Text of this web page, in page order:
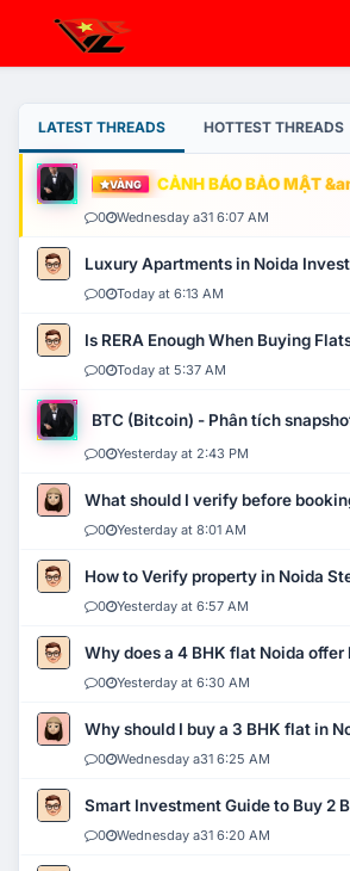
LATEST THREADS HOTTEST THREADS
VÀNG CẢNH BÁO BẢO MẬT
0 Wednesday a31 6:07 AM
Luxury Apartments in Noida
0 Today at 6:13 AM
Is RERA Enough When Buying
0 Today at 5:37 AM
BTC (Bitcoin) - Phân tích
0 Yesterday at 2:43 PM
What should I verify before
0 Yesterday at 8:01 AM
How to Verify property in Noida
0 Yesterday at 6:57 AM
Why does a 4 BHK flat Noida
0 Yesterday at 6:30 AM
Why should I buy a 3 BHK flat in
0 Wednesday a31 6:25 AM
Smart Investment Guide to Buy 2
0 Wednesday a31 6:20 AM